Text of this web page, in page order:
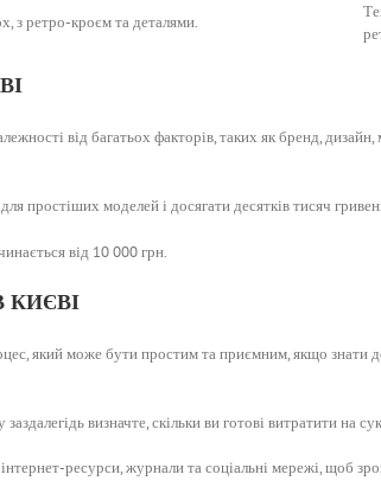
з ретро-кроєм та деталями.
від багатьох факторів, таких як бренд,
простіших моделей і досягати десятків тисяч
від 10 000 грн.
який може бути простим та приємним, якщо знати
визначте, скільки ви готові витратити
ресурси, журнали та соціальні мережі, щоб